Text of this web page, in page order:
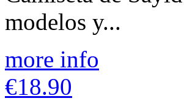
modelos y...
more info
€18.90